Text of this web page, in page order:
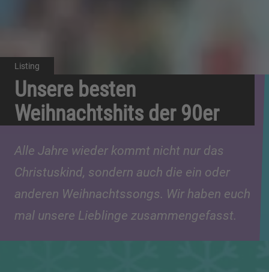
Listing
Unsere besten
Weihnachtshits der 90er
Alle Jahre wieder kommt nicht nur das
Christuskind, sondern auch die ein oder
anderen Weihnachtssongs. Wir haben euch
mal unsere Lieblinge zusammengefasst.